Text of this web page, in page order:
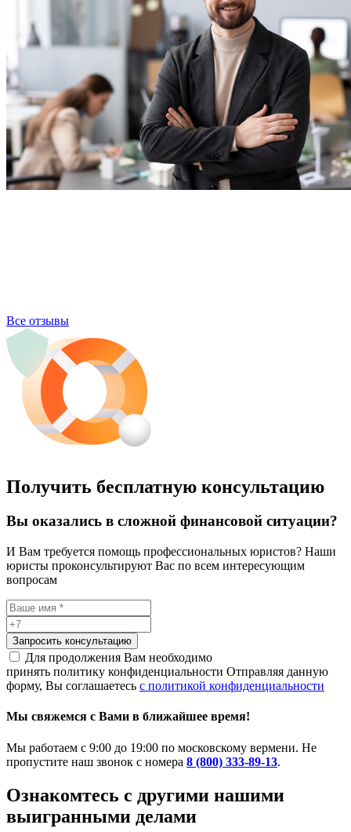
Все отзывы
Получить бесплатную консультацию
Вы оказались в сложной финансовой ситуации?
И Вам требуется помощь профессиональных юристов? Наши
юристы проконсультируют Вас по всем интересующим
вопросам
Запросить консультацию
Для продолжения Вам необходимо
принять политику конфиденциальности Отправляя данную
форму, Вы соглашаетесь с политикой конфиденциальности
Мы свяжемся с Вами в ближайшее время!
Мы работаем с 9:00 до 19:00 по московскому вермени. Не
пропустите наш звонок с номера 8 (800) 333-89-13.
Ознакомтесь c другими нашими
выигранными делами